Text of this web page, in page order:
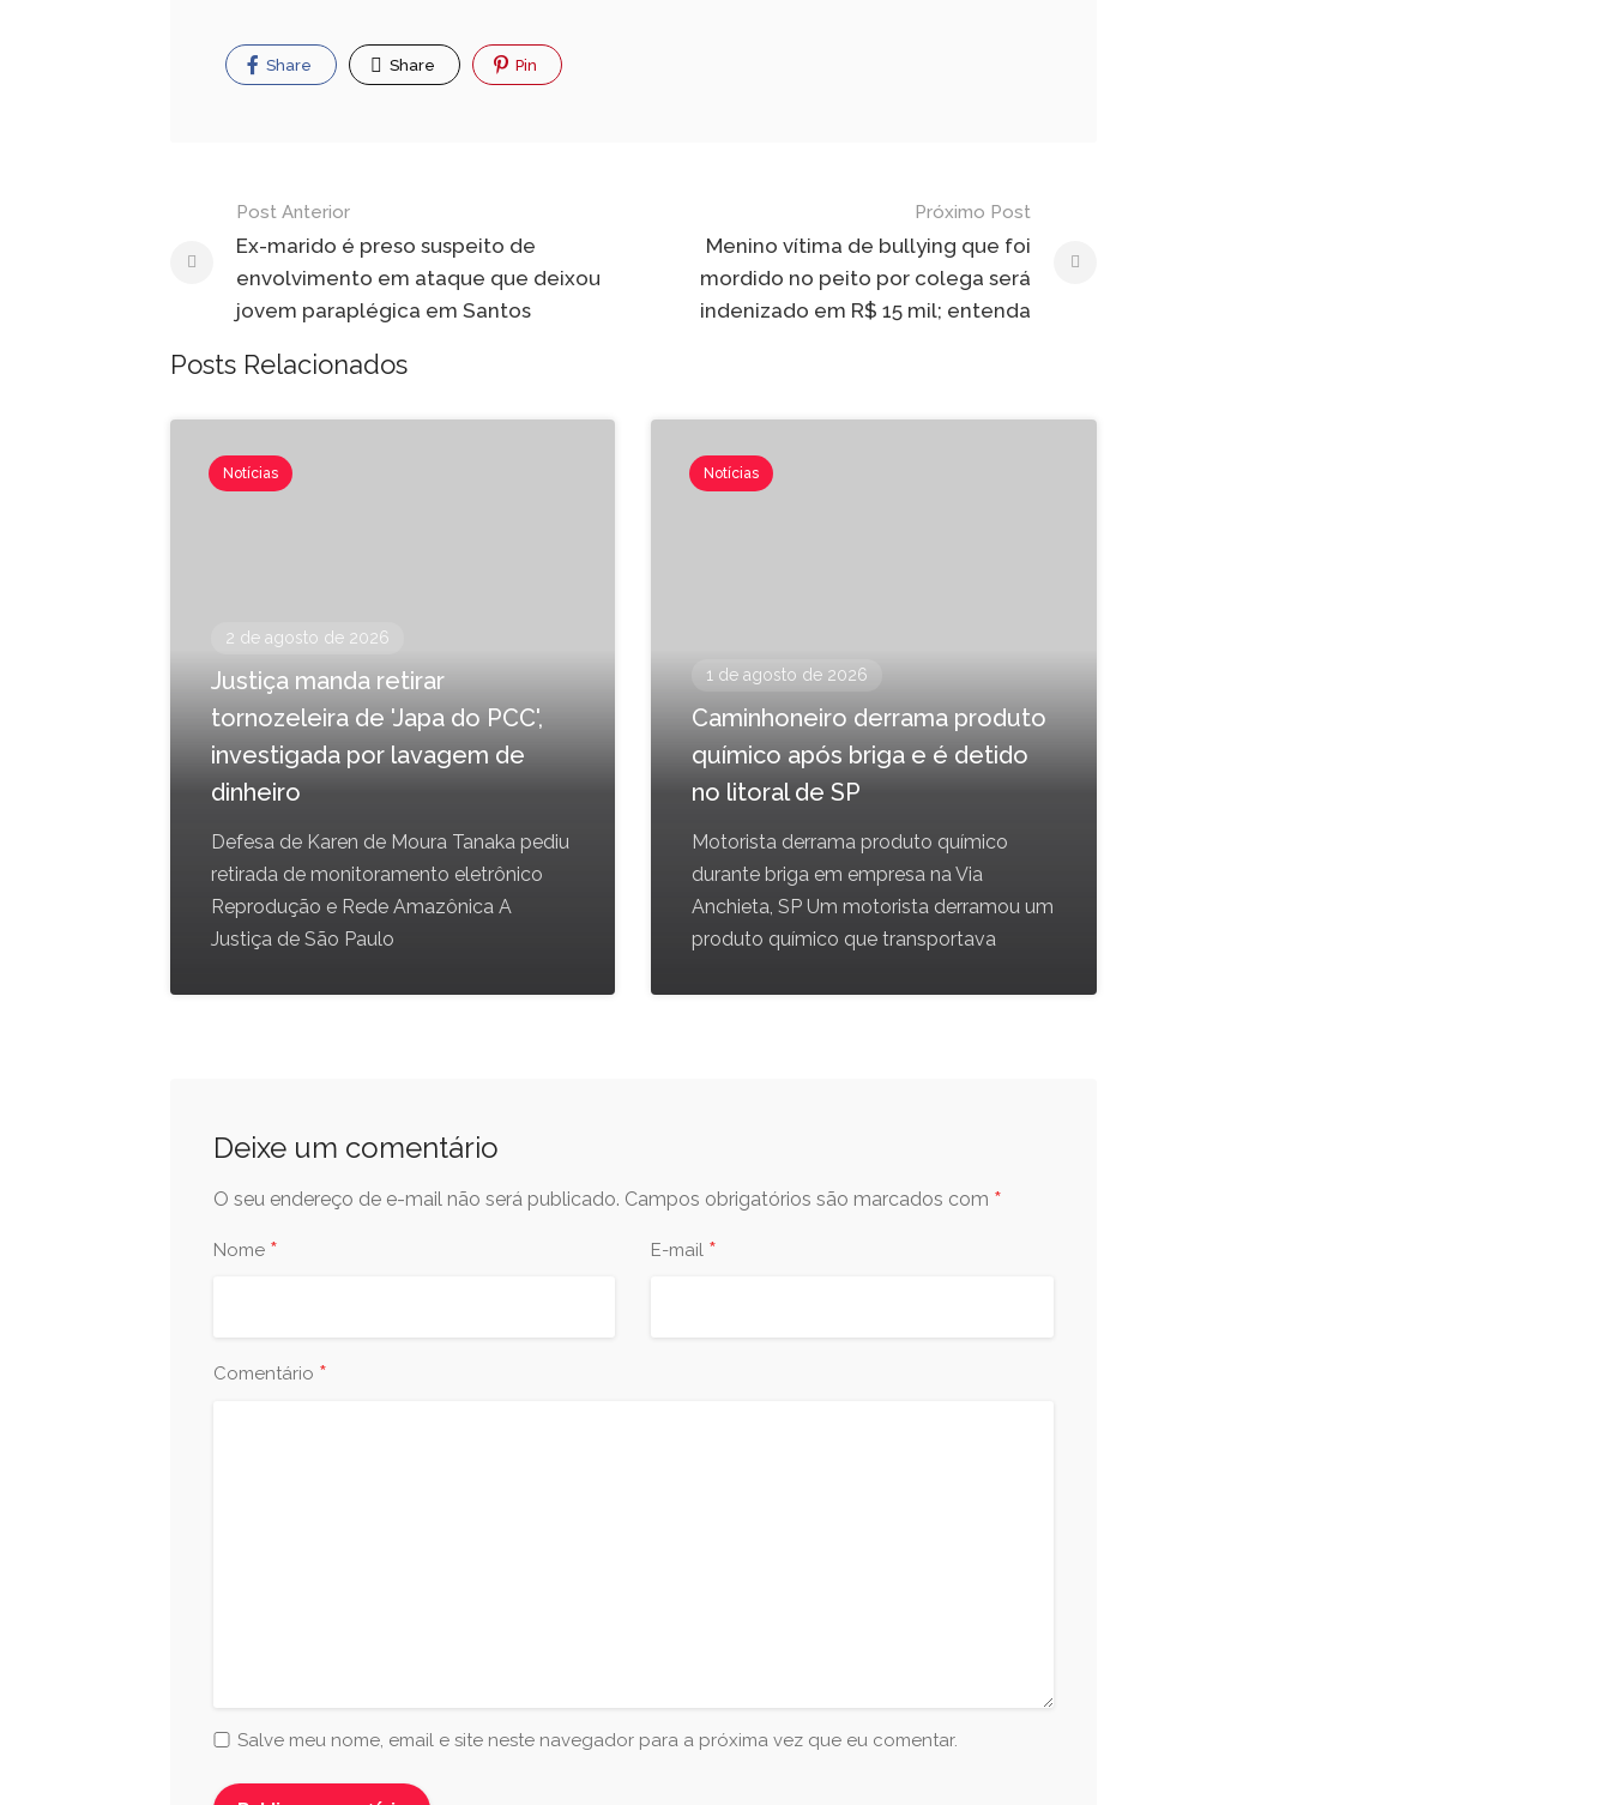
Share Share Pin
Post Anterior
Ex-marido é preso suspeito de
envolvimento em ataque que deixou
jovem paraplégica em Santos
Próximo Post
Menino vítima de bullying que foi
mordido no peito por colega será
indenizado em R$ 15 mil; entenda
Posts Relacionados
Notícias
2 de agosto de 2026
Justiça manda retirar
tornozeleira de 'Japa do PCC',
investigada por lavagem de
dinheiro
Defesa de Karen de Moura Tanaka pediu
retirada de monitoramento eletrônico
Reprodução e Rede Amazônica A
Justiça de São Paulo
Notícias
1 de agosto de 2026
Caminhoneiro derrama produto
químico após briga e é detido
no litoral de SP
Motorista derrama produto químico
durante briga em empresa na Via
Anchieta, SP Um motorista derramou um
produto químico que transportava
Deixe um comentário
O seu endereço de e-mail não será publicado. Campos obrigatórios são marcados com *
Nome * E-mail *
Comentário *
Salve meu nome, email e site neste navegador para a próxima vez que eu comentar.